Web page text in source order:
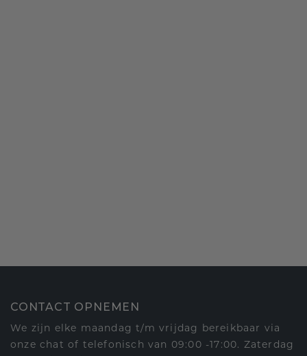
CONTACT OPNEMEN
We zijn elke maandag t/m vrijdag bereikbaar via
onze chat of telefonisch van 09:00 -17:00. Zaterdag